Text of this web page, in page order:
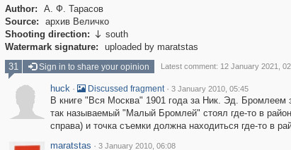
Author:
А. Ф. Тарасов
Source:
архив Величко
Shooting direction:  south
Watermark signature:
uploaded by maratstas
31 Sign in to share your opinion Latest comment: 12 January 2021,
huck · Discussed fragment · 3 January 2010, 05:45
В книге "Вся Москва" 1901 года за Ник. Эд. Бромлеем
так называемый "Малый Бромлей" стоял где-то в
справа) и точка съемки должна находиться где-то в
maratstas · 3 January 2010, 06:08